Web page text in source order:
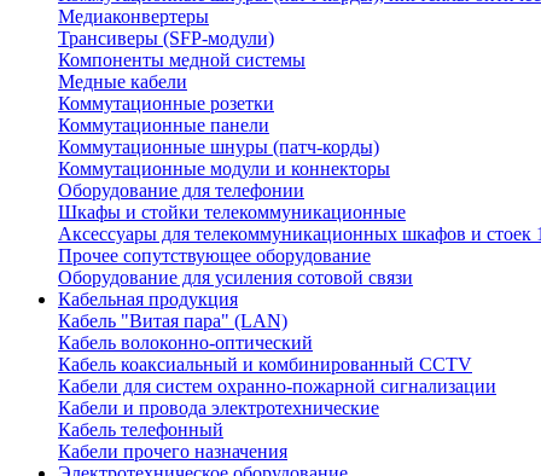
Медиаконвертеры
Трансиверы (SFP-модули)
Компоненты медной системы
Медные кабели
Коммутационные розетки
Коммутационные панели
Коммутационные шнуры (патч-корды)
Коммутационные модули и коннекторы
Оборудование для телефонии
Шкафы и стойки телекоммуникационные
Аксессуары для телекоммуникационных шкафов и стоек
Прочее сопутствующее оборудование
Оборудование для усиления сотовой связи
Кабельная продукция
Кабель "Витая пара" (LAN)
Кабель волоконно-оптический
Кабель коаксиальный и комбинированный CCTV
Кабели для систем охранно-пожарной сигнализации
Кабели и провода электротехнические
Кабель телефонный
Кабели прочего назначения